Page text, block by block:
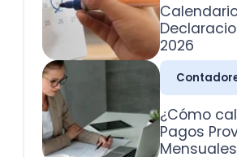
¿Cómo calcular los
Pagos Provisionales
Mensuales (PPM)?
¿Cuál es la clasificación
de las cuentas
contables?